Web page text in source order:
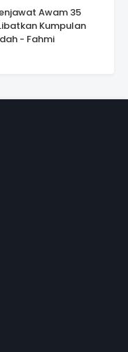
Awam 35
Kumpulan
- Fahmi